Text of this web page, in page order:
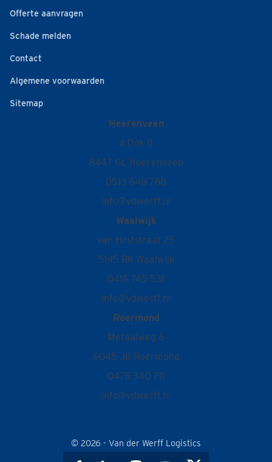
Offerte aanvragen
Schade melden
Contact
Algemene voorwaarden
Sitemap
Heerenveen
it Dok 8
8447 GL Heerenveen
0513 648 788
info@vdwerff.nl
Waalwijk
van Hilststraat 25
5145 RK Waalwijk
0416 745 531
info@vdwerff.nl
Roermond
Metaalweg 6
6045 JB Roermond
0475 340 711
info@vdwerff.nl
© 2026 - Van der Werff Logistics